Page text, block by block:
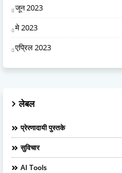
जून 2023
मे 2023
एप्रिल 2023
लेबल
प्रेरणादायी पुस्तके
सुविचार
AI Tools